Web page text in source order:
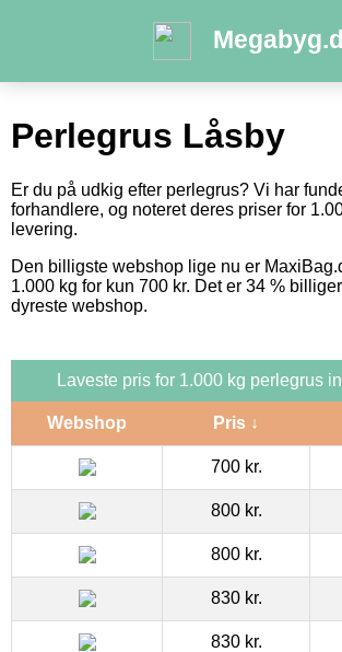
Perlegrus Låsby
Er du på udkig efter perlegrus? Vi har
forhandlere, og noteret deres priser for
levering.
Den billigste webshop lige nu er
1.000 kg for kun 700 kr. Det er 34 %
dyreste webshop.
Laveste pris for 1.000 kg perlegrus
Webshop Pris ↓
700 kr.
800 kr.
800 kr.
830 kr.
830 kr.